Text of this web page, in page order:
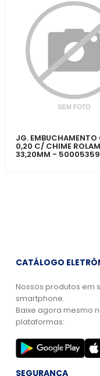
JG.
0,20 C/ CHIME
33,20MM -
CATÁLOGO
Nossos produtos em
smartphone.
Baixe agora mesmo
plataformas:
SEGURANÇA